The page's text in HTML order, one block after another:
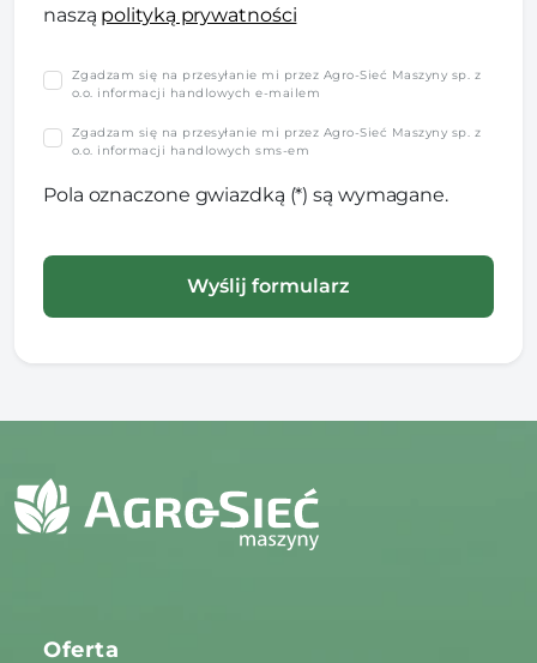
naszą polityką prywatności
Zgadzam się na przesyłanie mi przez Agro-Sieć Maszyny sp. z
o.o. informacji handlowych e-mailem
Zgadzam się na przesyłanie mi przez Agro-Sieć Maszyny sp. z
o.o. informacji handlowych sms-em
Pola oznaczone gwiazdką (*) są wymagane.
Oferta